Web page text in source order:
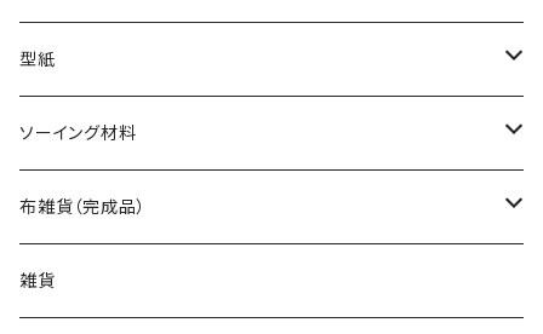
型紙
バッグ（型紙）
トートバッグ（型紙）
ショルダーバッグ（型紙）
ポーチ・ケース（型紙）
ファスナーポーチ（型紙）
巾着袋・布袋（型紙）
ソーイング材料
生地
キット
布雑貨（完成品）
バッグ
雑貨